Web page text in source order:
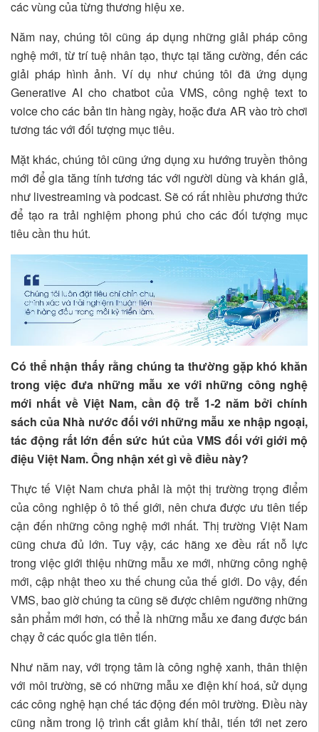
các vùng của từng thương hiệu xe.
Năm nay, chúng tôi cũng áp dụng những giải pháp công
nghệ mới, từ trí tuệ nhân tạo, thực tại tăng cường, đến các
giải pháp hình ảnh. Ví dụ như chúng tôi đã ứng dụng
Generative AI cho chatbot của VMS, công nghệ text to
voice cho các bản tin hàng ngày, hoặc đưa AR vào trò chơi
tương tác với đối tượng mục tiêu.
Mặt khác, chúng tôi cũng ứng dụng xu hướng truyền thông
mới để gia tăng tính tương tác với người dùng và khán giả,
như livestreaming và podcast. Sẽ có rất nhiều phương thức
để tạo ra trải nghiệm phong phú cho các đối tượng mục
tiêu cần thu hút.
Có thể nhận thấy rằng chúng ta thường gặp khó khăn
trong việc đưa những mẫu xe với những công nghệ
mới nhất về Việt Nam, cần độ trễ 1-2 năm bởi chính
sách của Nhà nước đối với những mẫu xe nhập ngoại,
tác động rất lớn đến sức hút của VMS đối với giới mộ
điệu Việt Nam. Ông nhận xét gì về điều này?
Thực tế Việt Nam chưa phải là một thị trường trọng điểm
của công nghiệp ô tô thế giới, nên chưa được ưu tiên tiếp
cận đến những công nghệ mới nhất. Thị trường Việt Nam
cũng chưa đủ lớn. Tuy vậy, các hãng xe đều rất nỗ lực
trong việc giới thiệu những mẫu xe mới, những công nghệ
mới, cập nhật theo xu thế chung của thế giới. Do vậy, đến
VMS, bao giờ chúng ta cũng sẽ được chiêm ngưỡng những
sản phẩm mới hơn, có thể là những mẫu xe đang được bán
chạy ở các quốc gia tiên tiến.
Như năm nay, với trọng tâm là công nghệ xanh, thân thiện
với môi trường, sẽ có những mẫu xe điện khí hoá, sử dụng
các công nghệ hạn chế tác động đến môi trường. Điều này
cũng nằm trong lộ trình cắt giảm khí thải, tiến tới net zero